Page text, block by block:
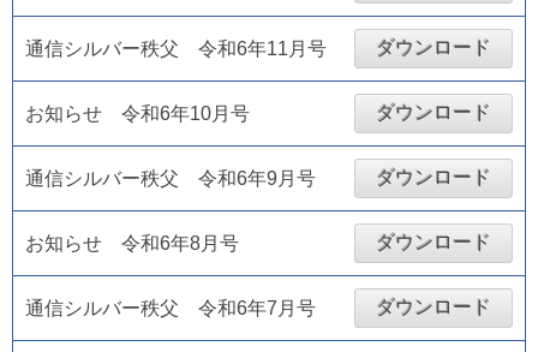
通信シルバー秩父 令和6年11月号 ダウンロード
お知らせ 令和6年10月号 ダウンロード
通信シルバー秩父 令和6年9月号 ダウンロード
お知らせ 令和6年8月号 ダウンロード
通信シルバー秩父 令和6年7月号 ダウンロード